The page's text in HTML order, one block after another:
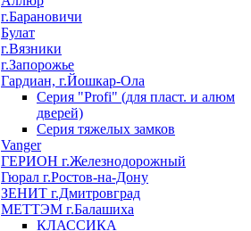
г.Барановичи
Булат
г.Вязники
г.Запорожье
Гардиан, г.Йошкар-Ола
Серия "Profi" (для пласт. и алюм
дверей)
Серия тяжелых замков
Vanger
ГЕРИОН г.Железнодорожный
Гюрал г.Ростов-на-Дону
ЗЕНИТ г.Дмитровград
МЕТТЭМ г.Балашиха
КЛАССИКА